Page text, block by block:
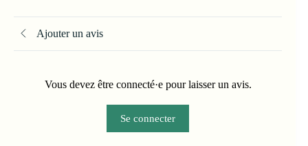
Ajouter un avis
Vous devez être connecté·e pour laisser un avis.
Se connecter